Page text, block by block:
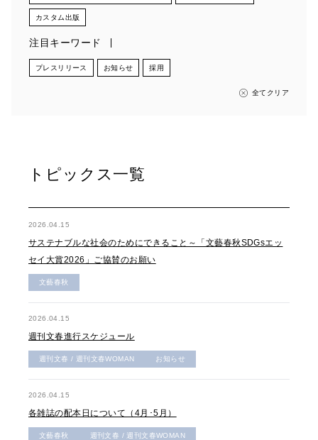
カスタム出版
注目キーワード
プレスリリース お知らせ 採用
全てクリア
トピックス一覧
2026.04.15
サステナブルな社会のためにできること～「文藝春秋SDGsエッ
セイ大賞2026」ご協賛のお願い
文藝春秋
2026.04.15
週刊文春進行スケジュール
週刊文春 / 週刊文春WOMAN お知らせ
2026.04.15
各雑誌の配本日について（4月･5月）
文藝春秋 週刊文春 / 週刊文春WOMAN